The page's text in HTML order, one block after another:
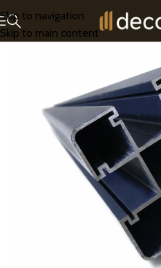
Skip to navigation
Skip to main content